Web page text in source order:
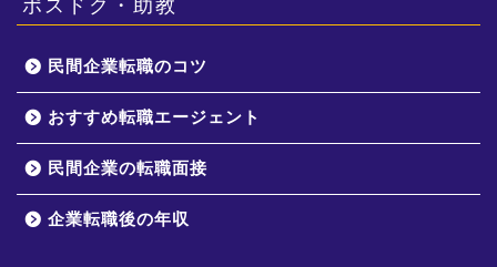
ポスドク・助教
民間企業転職のコツ
おすすめ転職エージェント
民間企業の転職面接
企業転職後の年収